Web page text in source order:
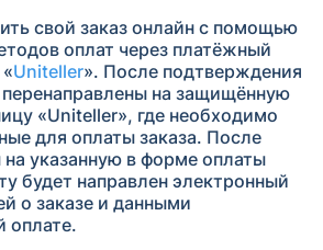
свой заказ онлайн с помощью
оплат через платёжный
Uniteller». После подтверждения
перенаправлены на защищённую
«Uniteller», где необходимо
для оплаты заказа. После
указанную в форме оплаты
будет направлен электронный
о заказе и данными
оплате.